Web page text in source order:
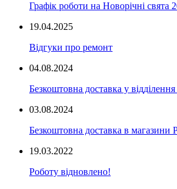
Графік роботи на Новорічні свята
19.04.2025
Відгуки про ремонт
04.08.2024
Безкоштовна доставка у
03.08.2024
Безкоштовна доставка в
19.03.2022
Роботу відновлено!